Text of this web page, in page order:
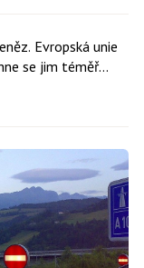
Evropská unie
se jim téměř